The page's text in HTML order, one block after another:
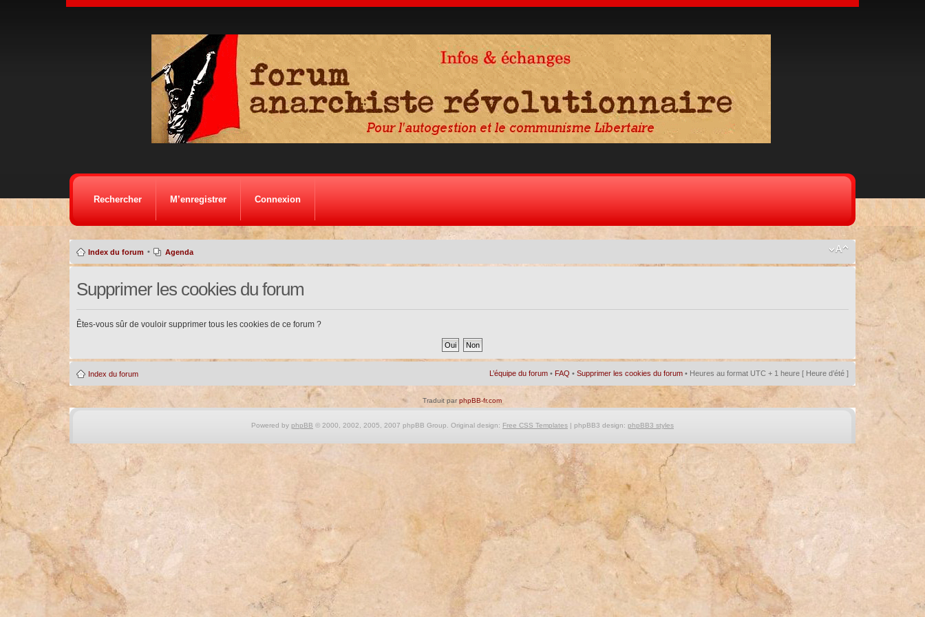
Rechercher M’enregistrer Connexion
Index du forum • Agenda
Supprimer les cookies du forum
Êtes-vous sûr de vouloir supprimer tous les cookies de ce forum ?
Index du forum L’équipe du forum • FAQ •Supprimer les cookies du forum • Heures au format UTC + 1 heure [ Heure d’été ]
Traduit parphpBB-fr.com
Powered by phpBB © 2000, 2002, 2005, 2007 phpBB Group. Original design: Free CSS Templates| phpBB3 design: phpBB3 styles